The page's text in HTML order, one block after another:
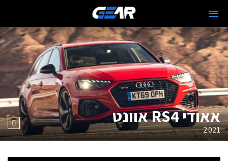
אאודי RS4 אוונט
2021